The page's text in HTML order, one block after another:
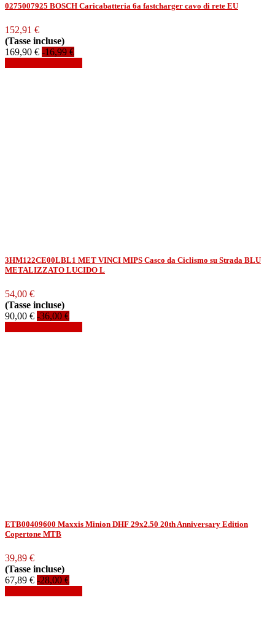
0275007925 BOSCH Caricabatteria 6a fastcharger cavo di rete EU
152,91 €
(Tasse incluse)
169,90 € -16,99 €
3HM122CE00LBL1 MET VINCI MIPS Casco da Ciclismo su Strada BLU
METALIZZATO LUCIDO L
54,00 €
(Tasse incluse)
90,00 € -36,00 €
ETB00409600 Maxxis Minion DHF 29x2.50 20th Anniversary Edition
Copertone MTB
39,89 €
(Tasse incluse)
67,89 € -28,00 €